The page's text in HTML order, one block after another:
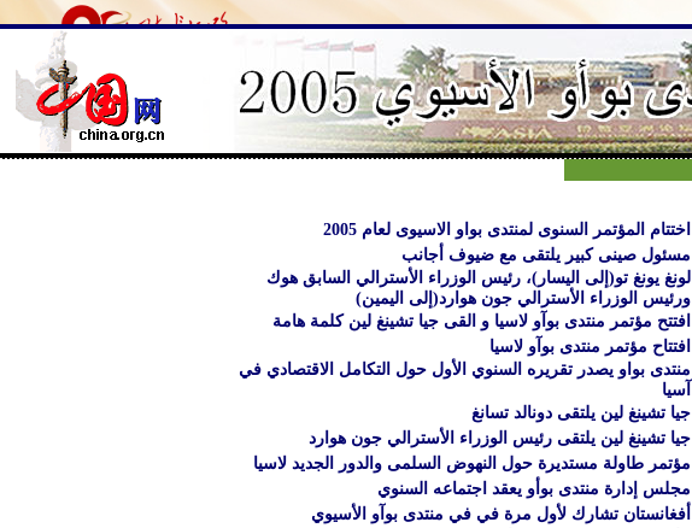
اختتام المؤتمر السنوى لمنتدى بواو الاسيوى لعام 2005
مسئول صينى كبير يلتقى مع ضيوف أجانب
لونغ يونغ تو(إلى اليسار)، رئيس الوزراء الأسترالي السابق هوك
ورئيس الوزراء الأسترالي جون هوارد(إلى اليمين)
افتتح مؤتمر منتدى بوآو لاسيا و القى جيا تشينغ لين كلمة هامة
افتتاح مؤتمر منتدى بوآو لاسيا
منتدى بواو يصدر تقريره السنوي الأول حول التكامل الاقتصادي في
آسيا
جيا تشينغ لين يلتقى دونالد تسانغ
جيا تشينغ لين يلتقى رئيس الوزراء الأسترالي جون هوارد
مؤتمر طاولة مستديرة حول النهوض السلمى والدور الجديد لاسيا
مجلس إدارة منتدى بوأو يعقد اجتماعه السنوي
أفغانستان تشارك لأول مرة في في منتدى بوآو الأسيوي